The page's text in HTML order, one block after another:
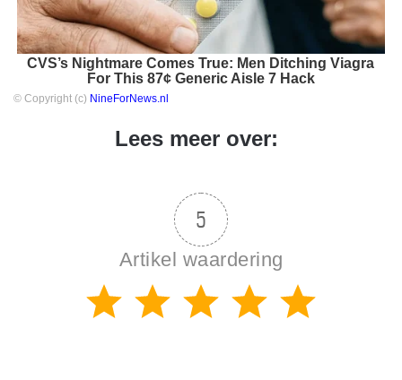
CVS’s Nightmare Comes True: Men Ditching Viagra
For This 87¢ Generic Aisle 7 Hack
© Copyright (c) NineForNews.nl
Lees meer over:
5
Artikel waardering